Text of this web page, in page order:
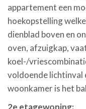
appartement een
hoekopstelling
dienblad boven en
oven, afzuigkap,
koel-/
voldoende lichtinval
woonkamer is het
2e etagewoning: